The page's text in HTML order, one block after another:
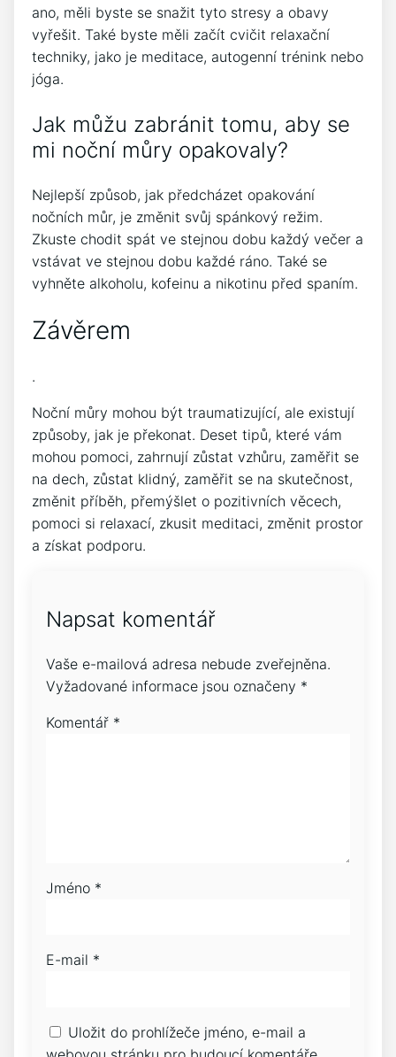
ano, měli byste se snažit tyto stresy a obavy
vyřešit. Také byste měli začít cvičit relaxační
techniky, jako je meditace, autogenní trénink nebo
jóga.
Jak můžu zabránit tomu, aby se
mi noční můry opakovaly?
Nejlepší způsob, jak předcházet opakování
nočních můr, je změnit svůj spánkový režim.
Zkuste chodit spát ve stejnou dobu každý večer a
vstávat ve stejnou dobu každé ráno. Také se
vyhněte alkoholu, kofeinu a nikotinu před spaním.
Závěrem
.
Noční můry mohou být traumatizující, ale existují
způsoby, jak je překonat. Deset tipů, které vám
mohou pomoci, zahrnují zůstat vzhůru, zaměřit se
na dech, zůstat klidný, zaměřit se na skutečnost,
změnit příběh, přemýšlet o pozitivních věcech,
pomoci si relaxací, zkusit meditaci, změnit prostor
a získat podporu.
Napsat komentář
Vaše e-mailová adresa nebude zveřejněna.
Vyžadované informace jsou označeny *
Komentář *
Jméno *
E-mail *
Uložit do prohlížeče jméno, e-mail a